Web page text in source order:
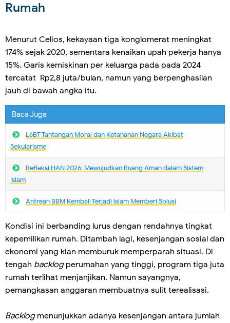
Rumah
Menurut Celios, kekayaan tiga konglomerat meningkat
174% sejak 2020, sementara kenaikan upah pekerja hanya
15%. Garis kemiskinan per keluarga pada pada 2024
tercatat Rp2,8 juta/bulan, namun yang berpenghasilan
jauh di bawah angka itu.
Baca Juga
L6BT Tantangan Moral dan Ketahanan Negara Akibat
Sekularisme
Refleksi HAN 2026: Mewujudkan Ruang Aman dalam Sistem
Islam
Antrean BBM Kembali Terjadi lslam Memberi Solusi
Kondisi ini berbanding lurus dengan rendahnya tingkat
kepemilikan rumah. Ditambah lagi, kesenjangan sosial dan
ekonomi yang kian memburuk memperparah situasi. Di
tengah backlogperumahan yang tinggi, program tiga juta
rumah terlihat menjanjikan. Namun sayangnya,
pemangkasan anggaran membuatnya sulit terealisasi.
Backlogmenunjukkan adanya kesenjangan antara jumlah